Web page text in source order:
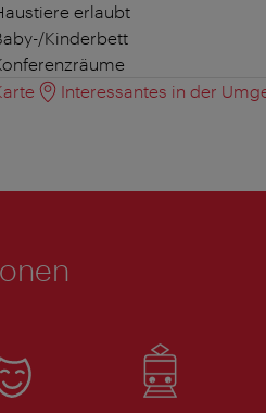
erlaubt
Kinderbett
Interessantes in der